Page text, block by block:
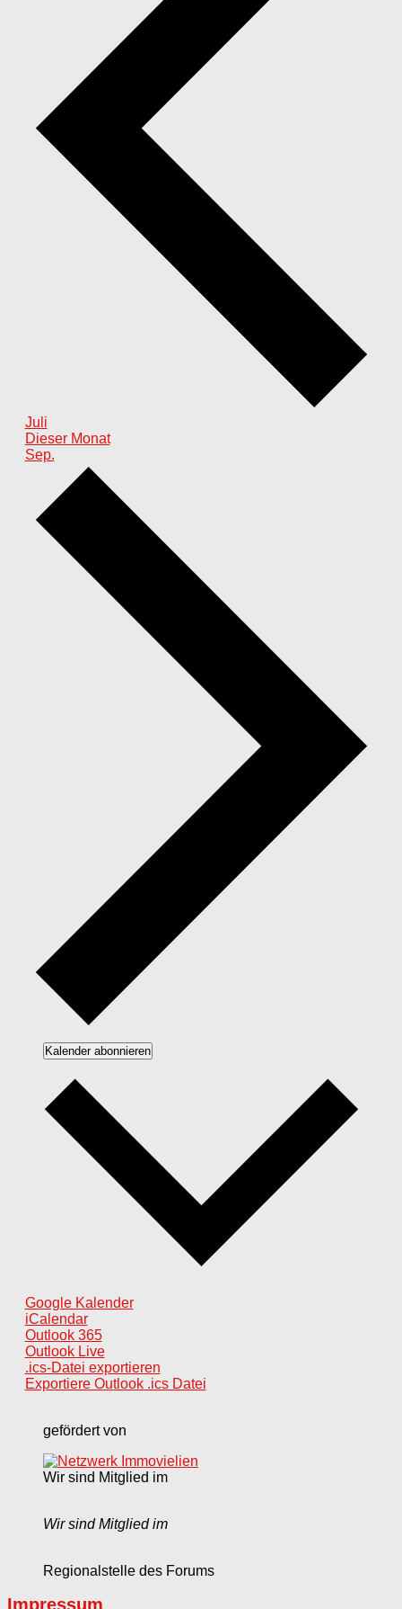
Juli
Dieser Monat
Sep.
Kalender abonnieren
Google Kalender
iCalendar
Outlook 365
Outlook Live
.ics-Datei exportieren
Exportiere Outlook .ics Datei
gefördert von
Wir sind Mitglied im
Wir sind Mitglied im
Regionalstelle des Forums
Impressum